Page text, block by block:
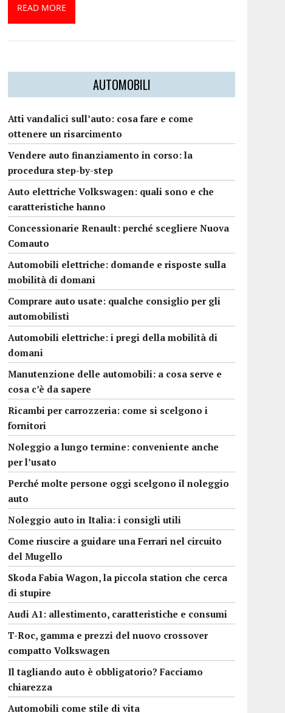
READ MORE
AUTOMOBILI
Atti vandalici sull’auto: cosa fare e come
ottenere un risarcimento
Vendere auto finanziamento in corso: la
procedura step-by-step
Auto elettriche Volkswagen: quali sono e che
caratteristiche hanno
Concessionarie Renault: perché scegliere Nuova
Comauto
Automobili elettriche: domande e risposte sulla
mobilità di domani
Comprare auto usate: qualche consiglio per gli
automobilisti
Automobili elettriche: i pregi della mobilità di
domani
Manutenzione delle automobili: a cosa serve e
cosa c’è da sapere
Ricambi per carrozzeria: come si scelgono i
fornitori
Noleggio a lungo termine: conveniente anche
per l’usato
Perché molte persone oggi scelgono il noleggio
auto
Noleggio auto in Italia: i consigli utili
Come riuscire a guidare una Ferrari nel circuito
del Mugello
Skoda Fabia Wagon, la piccola station che cerca
di stupire
Audi A1: allestimento, caratteristiche e consumi
T-Roc, gamma e prezzi del nuovo crossover
compatto Volkswagen
Il tagliando auto è obbligatorio? Facciamo
chiarezza
Automobili come stile di vita